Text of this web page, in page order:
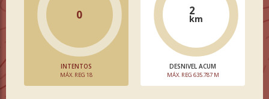
0
INTENTOS
MÁX. REG 18
2
km
DESNIVEL ACUM
MÁX. REG 635.787 M